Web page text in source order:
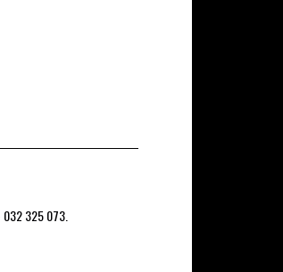
032 325 073.